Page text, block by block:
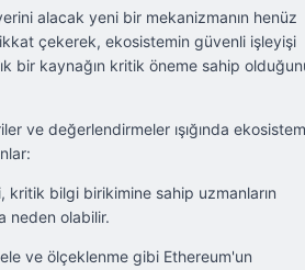
alacak yeni bir mekanizmanın henüz
çekerek, ekosistemin güvenli işleyişi
bir kaynağın kritik öneme sahip
ve değerlendirmeler ışığında
kritik bilgi birikimine sahip uzmanların
neden olabilir.
ve ölçeklenme gibi Ethereum'un